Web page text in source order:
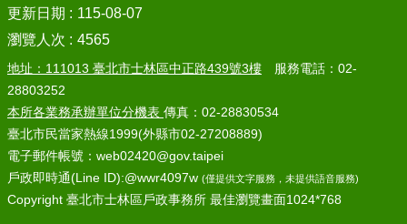
更新日期
115-08-07
瀏覽人次
4565
地址：111013 臺北市士林區中正路439號3樓 服務電話：02-
28803252
本所各業務承辦單位分機表 傳真：02-28830534
臺北市民當家熱線1999(外縣市02-27208889)
電子郵件帳號：web02420@gov.taipei
戶政即時通(Line ID):@wwr4097w (僅提供文字服務，未提供語音服務)
Copyright 臺北市士林區戶政事務所 最佳瀏覽畫面1024*768